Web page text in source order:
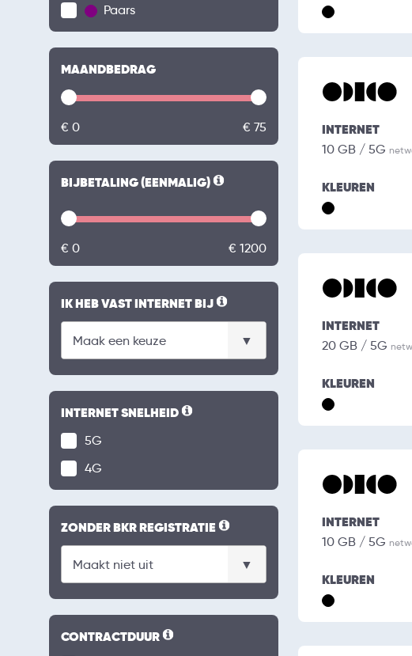
Paars
MAANDBEDRAG
€ 0 € 75
BIJBETALING (EENMALIG)
€ 0 € 1200
IK HEB VAST INTERNET BIJ
INTERNET SNELHEID
5G
4G
ZONDER BKR REGISTRATIE
CONTRACTDUUR
INTERNET
10 GB / 5G
KLEUREN
INTERNET
20 GB / 5G
KLEUREN
INTERNET
10 GB / 5G
KLEUREN